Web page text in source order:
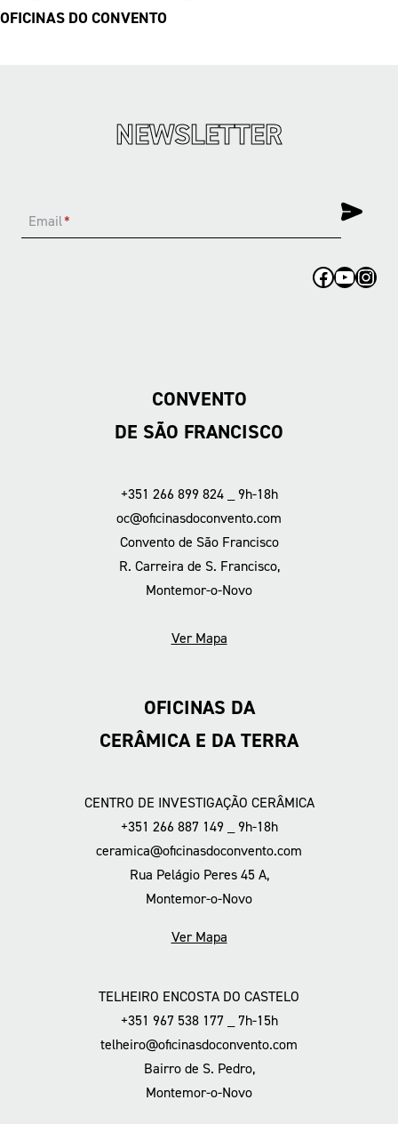
OFICINAS DO CONVENTO
NEWSLETTER
Email*
Facebook
CONVENTO
DE SÃO FRANCISCO
+351 266 899 824 _ 9h-18h
oc@oficinasdoconvento.com
Convento de São Francisco
R. Carreira de S. Francisco,
Montemor-o-Novo
Ver Mapa
OFICINAS DA
CERÂMICA E DA TERRA
CENTRO DE INVESTIGAÇÃO CERÂMICA
+351 266 887 149 _ 9h-18h
ceramica@oficinasdoconvento.com
Rua Pelágio Peres 45 A,
Montemor-o-Novo
Ver Mapa
TELHEIRO ENCOSTA DO CASTELO
+351 967 538 177 _ 7h-15h
telheiro@oficinasdoconvento.com
Bairro de S. Pedro,
Montemor-o-Novo